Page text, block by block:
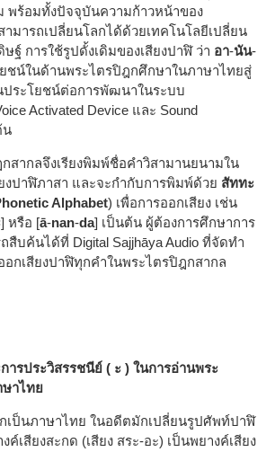
พร้อมทั้งปัจจุบันความก้าวหน้าของ
ามารถเปลี่ยนโลกได้ด้วยเทคโนโลยีเปลี่ยน
การใช้รูปดั้งเดิมของเสียงปาฬิ ว่า อา-นัน-
ชน์ในด้านพระไตรปิฎกศึกษาในภาษาไทยสู่
ระโยชน์ต่อการพัฒนาในระบบ
Activated Device และ Sound
น
สากลจึงเรียงพิมพ์ชื่อคำวิสามานยนามใน
งปาฬิภาสา และจะกำกับการพิมพ์ด้วย สัททะ
Alphabet) เพื่อการออกเสียง เช่น
] หรือ [ā-nan-da] เป็นต้น ผู้ต้องการศึกษาการ
สืบค้นได้ที่ Digital Sajjhāya Audio ที่จัดทำ
กเสียงปาฬิทุกคำในพระไตรปิฎกสากล
ารประวิสรรชนีย์ ( ะ ) ในการอ่านพระ
าไทย
เป็นภาษาไทย ในอดีตมักเปลี่ยนรูปศัพท์ปาฬิ
ค์เสียงสะกด (เสียง สระ-อะ) เป็นพยางค์เสียง